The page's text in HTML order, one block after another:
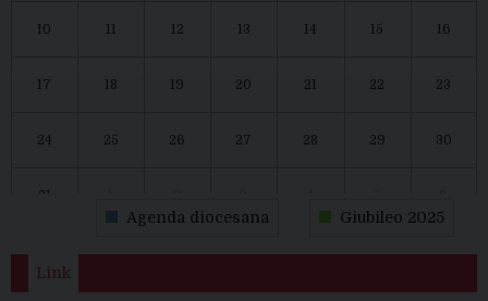
10 11 12 13 14 15 16
17 18 19 20 21 22 23
24 25 26 27 28 29 30
31
Agenda diocesana Giubileo 2025
Link